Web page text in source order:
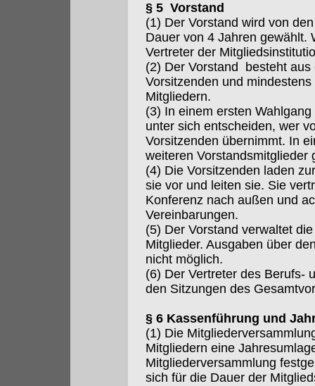
§ 5 Vorstand
(1) Der Vorstand wird von
Dauer von 4 Jahren gewählt.
Vertreter der
(2) Der Vorstand besteht
Vorsitzenden und
Mitgliedern.
(3) In einem ersten
unter sich entscheiden, wer
Vorsitzenden übernimmt. In
weiteren Vorstandsmitglieder
(4) Die Vorsitzenden laden
sie vor und leiten sie. Sie
Konferenz nach außen und
Vereinbarungen.
(5) Der Vorstand verwaltet
Mitglieder. Ausgaben über
nicht möglich.
(6) Der Vertreter des Berufs-
den Sitzungen des
§ 6 Kassenführung und
(1) Die
Mitgliedern eine
Mitgliederversammlung
sich für die Dauer der